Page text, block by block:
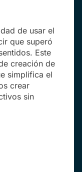
de usar el
que superó
Este
creación de
simplifica el
crear
sin